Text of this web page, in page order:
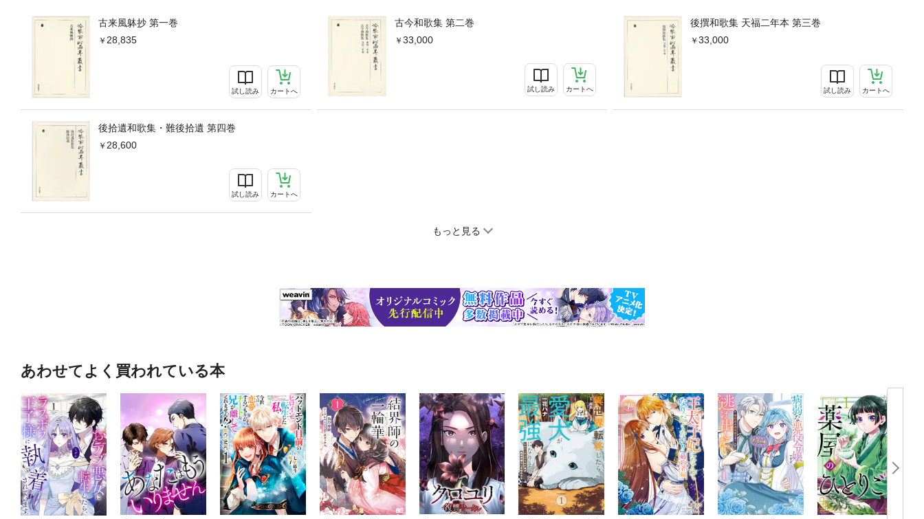
古来風躰抄 第一巻
28,835
試し読み カートへ
古今和歌集 第二巻
33,000
試し読み カートへ
後撰和歌集 天福二年本 第三巻
33,000
試し読み カートへ
後拾遺和歌集・難後拾遺 第四巻
28,600
試し読み カートへ
もっと見る
あわせてよく買われている本